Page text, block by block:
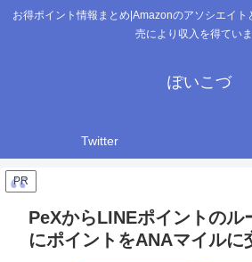
お得ポイント情報まとめ|Amazonのアソシエイト
売により収入を得てい
ぽいこづ
Twitter
PR
PeXからLINEポイントのル
にポイントをANAマイルに